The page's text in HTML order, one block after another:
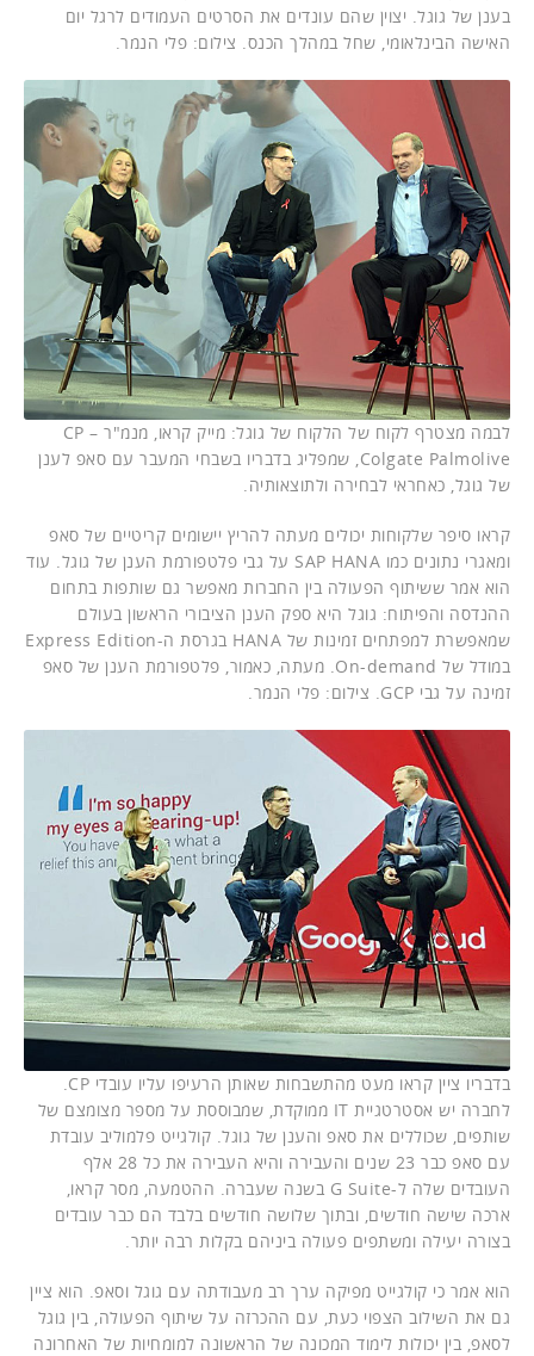
בענן של גוגל. יצוין שהם עונדים את הסרטים העמודים לרגל יום
האישה הבינלאומי, שחל במהלך הכנס. צילום: פלי הנמר.
לבמה מצטרף לקוח של הלקוח של גוגל: מייק קראו, מנמ"ר CP –
Colgate Palmolive, שמפליג בדבריו בשבחי המעבר עם סאפ לענן
של גוגל, כאחראי לבחירה ולתוצאותיה.
קראו סיפר שלקוחות יכולים מעתה להריץ יישומים קריטיים של סאפ
ומאגרי נתונים כמו SAP HANA על גבי פלטפורמת הענן של גוגל. עוד
הוא אמר ששיתוף הפעולה בין החברות מאפשר גם שותפות בתחום
ההנדסה והפיתוח: גוגל היא ספק הענן הציבורי הראשון בעולם
שמאפשרת למפתחים זמינות של HANA בגרסת ה-Express Edition
במודל של On-demand. מעתה, כאמור, פלטפורמת הענן של סאפ
זמינה על גבי GCP. צילום: פלי הנמר.
בדבריו ציין קראו מעט מהתשבחות שאותן הרעיפו עליו עובדי CP.
לחברה יש אסטרטגיית IT ממוקדת, שמבוססת על מספר מצומצם של
שותפים, שכוללים את סאפ והענן של גוגל. קולגייט פלמוליב עובדת
עם סאפ כבר 23 שנים והעבירה והיא העבירה את כל 28 אלף
העובדים שלה ל-G Suite בשנה שעברה. ההטמעה, מסר קראו,
ארכה שישה חודשים, ובתוך שלושה חודשים בלבד הם כבר עובדים
בצורה יעילה ומשתפים פעולה ביניהם בקלות רבה יותר.
הוא אמר כי קולגייט מפיקה ערך רב מעבודתה עם גוגל וסאפ. הוא ציין
גם את השילוב הצפוי כעת, עם ההכרזה על שיתוף הפעולה, בין גוגל
לסאפ, בין יכולות לימוד המכונה של הראשונה למומחיות של האחרונה